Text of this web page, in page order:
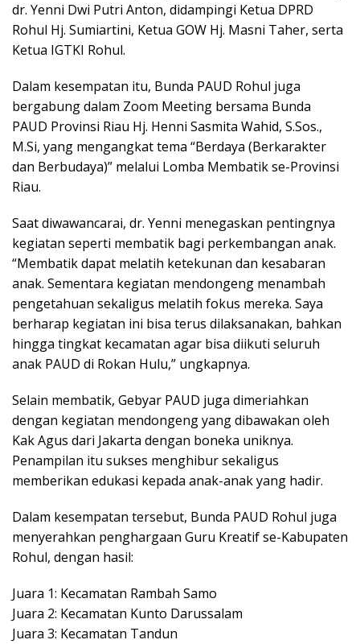
dr. Yenni Dwi Putri Anton, didampingi Ketua DPRD
Rohul Hj. Sumiartini, Ketua GOW Hj. Masni Taher, serta
Ketua IGTKI Rohul.
Dalam kesempatan itu, Bunda PAUD Rohul juga
bergabung dalam Zoom Meeting bersama Bunda
PAUD Provinsi Riau Hj. Henni Sasmita Wahid, S.Sos.,
M.Si, yang mengangkat tema “Berdaya (Berkarakter
dan Berbudaya)” melalui Lomba Membatik se-Provinsi
Riau.
Saat diwawancarai, dr. Yenni menegaskan pentingnya
kegiatan seperti membatik bagi perkembangan anak.
“Membatik dapat melatih ketekunan dan kesabaran
anak. Sementara kegiatan mendongeng menambah
pengetahuan sekaligus melatih fokus mereka. Saya
berharap kegiatan ini bisa terus dilaksanakan, bahkan
hingga tingkat kecamatan agar bisa diikuti seluruh
anak PAUD di Rokan Hulu,” ungkapnya.
Selain membatik, Gebyar PAUD juga dimeriahkan
dengan kegiatan mendongeng yang dibawakan oleh
Kak Agus dari Jakarta dengan boneka uniknya.
Penampilan itu sukses menghibur sekaligus
memberikan edukasi kepada anak-anak yang hadir.
Dalam kesempatan tersebut, Bunda PAUD Rohul juga
menyerahkan penghargaan Guru Kreatif se-Kabupaten
Rohul, dengan hasil:
Juara 1: Kecamatan Rambah Samo
Juara 2: Kecamatan Kunto Darussalam
Juara 3: Kecamatan Tandun